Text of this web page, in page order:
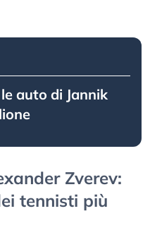
auto di Jannik
Zverev:
tennisti più